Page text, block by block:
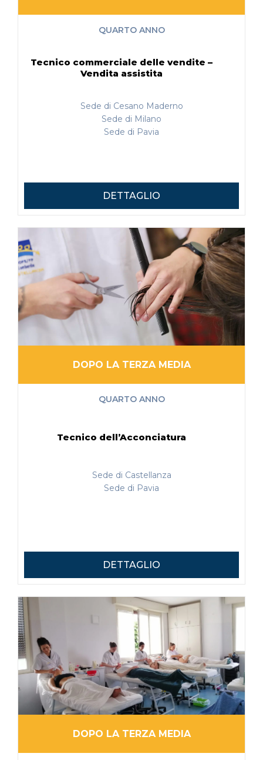
QUARTO ANNO
Tecnico commerciale delle vendite –
Vendita assistita
Sede di Cesano Maderno
Sede di Milano
Sede di Pavia
DETTAGLIO
DOPO LA TERZA MEDIA
QUARTO ANNO
Tecnico dell’Acconciatura
Sede di Castellanza
Sede di Pavia
DETTAGLIO
DOPO LA TERZA MEDIA